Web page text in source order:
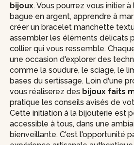
bijoux. Vous pourrez vous initier
bague en argent, apprendre à
créer un bracelet manchette
assembler les éléments délicats
collier qui vous ressemble.
une occasion d'explorer des
comme la soudure, le sciage, le
bases du sertissage. Loin d'une
vous réaliserez des bijoux faits
pratique les conseils avisés de
Cette initiation à la bijouterie est
accessible à tous, dans une
bienveillante. C'est l'opportunité